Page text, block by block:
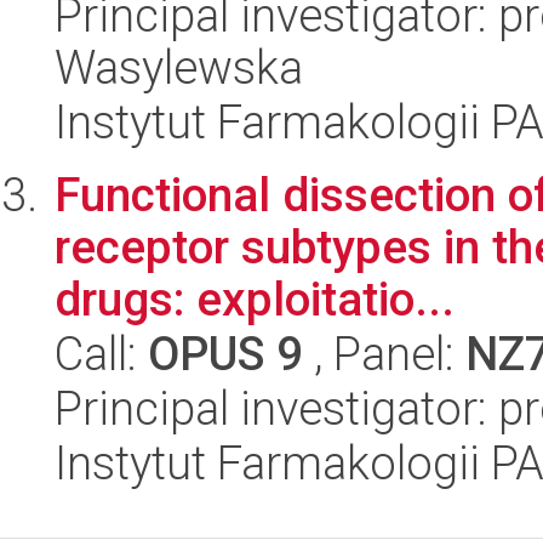
Principal investigator:
Wasylewska
Instytut Farmakologii
Functional dissection
receptor subtypes in
drugs: exploitatio...
Call: OPUS 9 , Panel:
Principal investigator:
Instytut Farmakologii